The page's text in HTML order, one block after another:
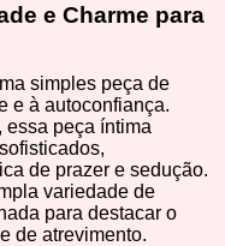
e Charme para
simples peça de
e à autoconfiança.
essa peça íntima
de prazer e sedução.
variedade de
para destacar o
de atrevimento.